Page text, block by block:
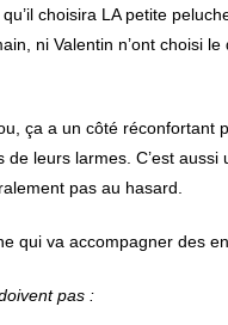
choisira LA petite
ni Valentin n’ont choisi
ça a un côté réconfortant
de leurs larmes. C’est
pas au hasard.
qui va accompagner des
pas :